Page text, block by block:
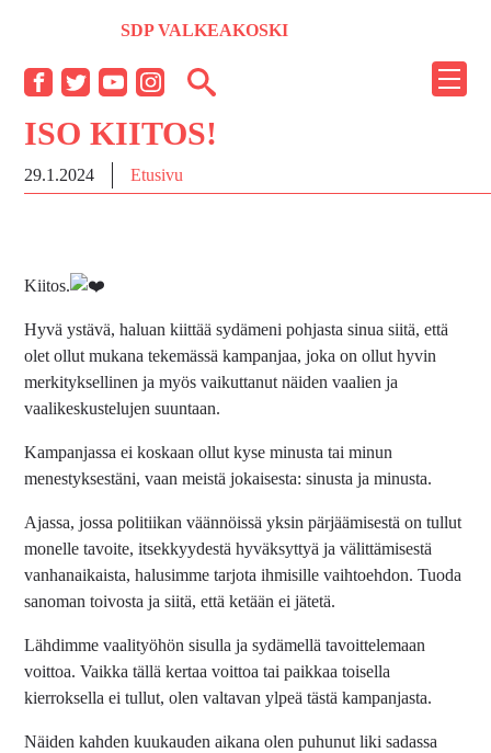
SDP VALKEAKOSKI
ISO KIITOS!
29.1.2024 Etusivu
Kiitos.
Hyvä ystävä, haluan kiittää sydämeni pohjasta sinua siitä, että
olet ollut mukana tekemässä kampanjaa, joka on ollut hyvin
merkityksellinen ja myös vaikuttanut näiden vaalien ja
vaalikeskustelujen suuntaan.
Kampanjassa ei koskaan ollut kyse minusta tai minun
menestyksestäni, vaan meistä jokaisesta: sinusta ja minusta.
Ajassa, jossa politiikan väännöissä yksin pärjäämisestä on tullut
monelle tavoite, itsekkyydestä hyväksyttyä ja välittämisestä
vanhanaikaista, halusimme tarjota ihmisille vaihtoehdon. Tuoda
sanoman toivosta ja siitä, että ketään ei jätetä.
Lähdimme vaalityöhön sisulla ja sydämellä tavoittelemaan
voittoa. Vaikka tällä kertaa voittoa tai paikkaa toisella
kierroksella ei tullut, olen valtavan ylpeä tästä kampanjasta.
Näiden kahden kuukauden aikana olen puhunut liki sadassa